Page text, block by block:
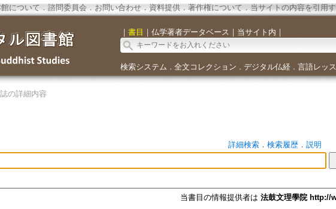
について ． 諮問委員会． お問い合わせ． 資料提供． 著作権について．当サイトの内容を引用
｜ 書目 ｜ 仏学著者データベース ｜ 当サイト内 ｜
検索システム ． 全文コレクション ． デジタル仏経． 言語レッ
の詳細内容
詳細検索． 検索履歴． 説明
当書目の情報提供者は 法鼓文理學院 http://